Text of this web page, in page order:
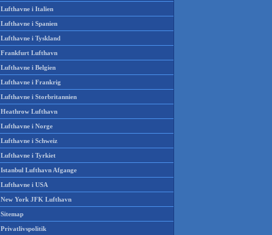
Lufthavne i Italien
Lufthavne i Spanien
Lufthavne i Tyskland
Frankfurt Lufthavn
Lufthavne i Belgien
Lufthavne i Frankrig
Lufthavne i Storbritannien
Heathrow Lufthavn
Lufthavne i Norge
Lufthavne i Schweiz
Lufthavne i Tyrkiet
Istanbul Lufthavn Afgange
Lufthavne i USA
New York JFK Lufthavn
Sitemap
Privatlivspolitik